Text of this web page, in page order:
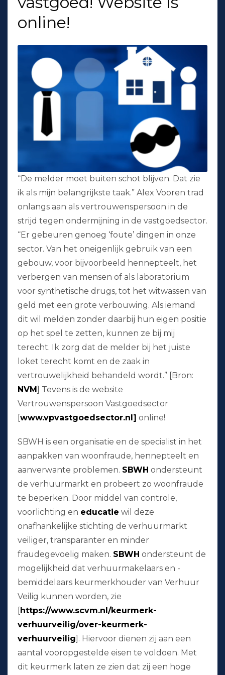
online!
“De melder moet buiten schot blijven. Dat zie
ik als mijn belangrijkste taak.” Alex Vooren trad
onlangs aan als vertrouwenspersoon in de
strijd tegen ondermijning in de vastgoedsector.
“Er gebeuren genoeg ‘foute’ dingen in onze
sector. Van het oneigenlijk gebruik van een
gebouw, voor bijvoorbeeld hennepteelt, het
verbergen van mensen of als laboratorium
voor synthetische drugs, tot het witwassen van
geld met een grote verbouwing. Als iemand
dit wil melden zonder daarbij hun eigen positie
op het spel te zetten, kunnen ze bij mij
terecht. Ik zorg dat de melder bij het juiste
loket terecht komt en de zaak in
vertrouwelijkheid behandeld wordt.” [Bron:
NVM] Tevens is de website
Vertrouwenspersoon Vastgoedsector
[www.vpvastgoedsector.nl] online!
SBWH is een organisatie en de specialist in het
aanpakken van woonfraude, hennepteelt en
aanverwante problemen. SBWH ondersteunt
de verhuurmarkt en probeert zo woonfraude
te beperken. Door middel van controle,
voorlichting en educatie wil deze
onafhankelijke stichting de verhuurmarkt
veiliger, transparanter en minder
fraudegevoelig maken. SBWH ondersteunt de
mogelijkheid dat verhuurmakelaars en -
bemiddelaars keurmerkhouder van Verhuur
Veilig kunnen worden, zie
[https://www.scvm.nl/keurmerk-
verhuurveilig/over-keurmerk-
verhuurveilig]. Hiervoor dienen zij aan een
aantal vooropgestelde eisen te voldoen. Met
dit keurmerk laten ze zien dat zij een hoge